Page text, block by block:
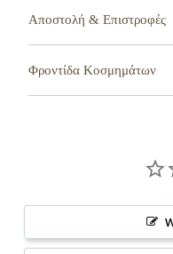
Αποστολή & Επιστροφές
Φροντίδα Κοσμημάτων